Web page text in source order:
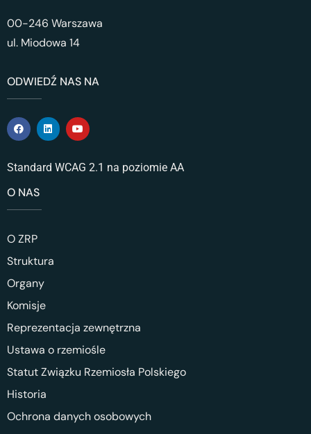
00-246 Warszawa
ul. Miodowa 14
ODWIEDŹ NAS NA
Standard WCAG 2.1 na poziomie AA
O NAS
O ZRP
Struktura
Organy
Komisje
Reprezentacja zewnętrzna
Ustawa o rzemiośle
Statut Związku Rzemiosła Polskiego
Historia
Ochrona danych osobowych